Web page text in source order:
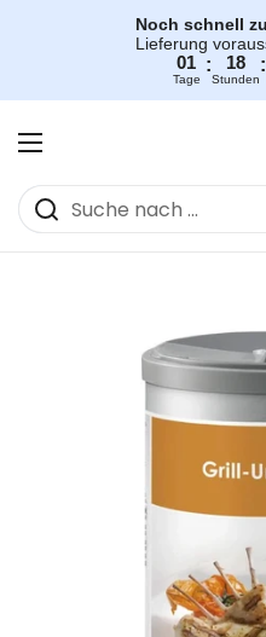
Noch schnell
Lieferung
01
Tage
: 18
Stunden
:
Menü öffnen